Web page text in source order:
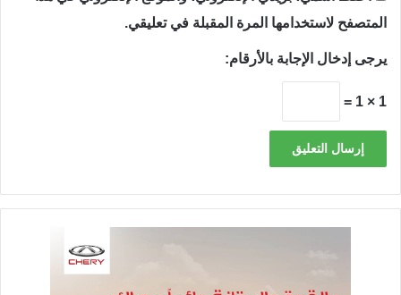
المتصفح لاستخدامها المرة المقبلة في تعليقي.
يرجى إدخال الإجابة بالأرقام:
1 × 1 =